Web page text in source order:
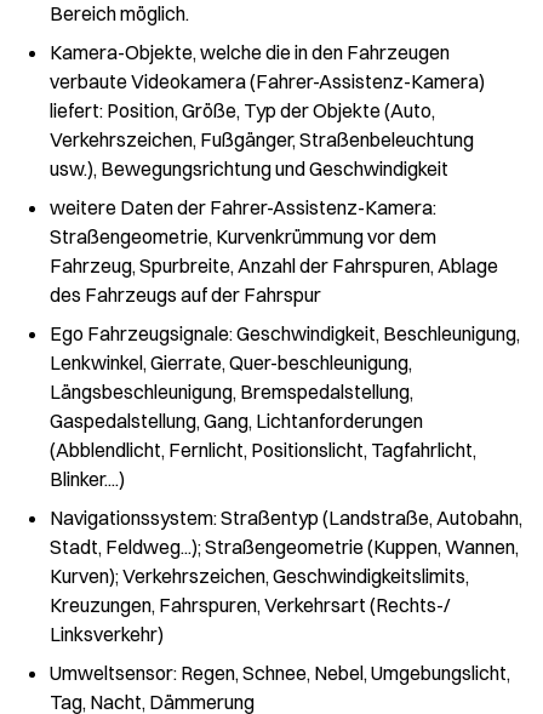
Bereich möglich.
Kamera-Objekte, welche die in den Fahrzeugen
verbaute Videokamera (Fahrer-Assistenz-Kamera)
liefert: Position, Größe, Typ der Objekte (Auto,
Verkehrszeichen, Fußgänger, Straßenbeleuchtung
usw.), Bewegungsrichtung und Geschwindigkeit
weitere Daten der Fahrer-Assistenz-Kamera:
Straßengeometrie, Kurvenkrümmung vor dem
Fahrzeug, Spurbreite, Anzahl der Fahrspuren, Ablage
des Fahrzeugs auf der Fahrspur
Ego Fahrzeugsignale: Geschwindigkeit, Beschleunigung,
Lenkwinkel, Gierrate, Quer-beschleunigung,
Längsbeschleunigung, Bremspedalstellung,
Gaspedalstellung, Gang, Lichtanforderungen
(Abblendlicht, Fernlicht, Positionslicht, Tagfahrlicht,
Blinker....)
Navigationssystem: Straßentyp (Landstraße, Autobahn,
Stadt, Feldweg...); Straßengeometrie (Kuppen, Wannen,
Kurven); Verkehrszeichen, Geschwindigkeitslimits,
Kreuzungen, Fahrspuren, Verkehrsart (Rechts-/
Linksverkehr)
Umweltsensor: Regen, Schnee, Nebel, Umgebungslicht,
Tag, Nacht, Dämmerung